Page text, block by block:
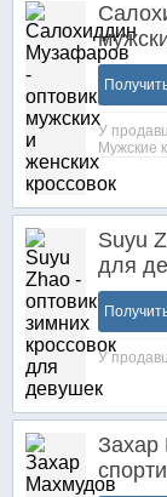
У
Мужские
Suyu
для
У